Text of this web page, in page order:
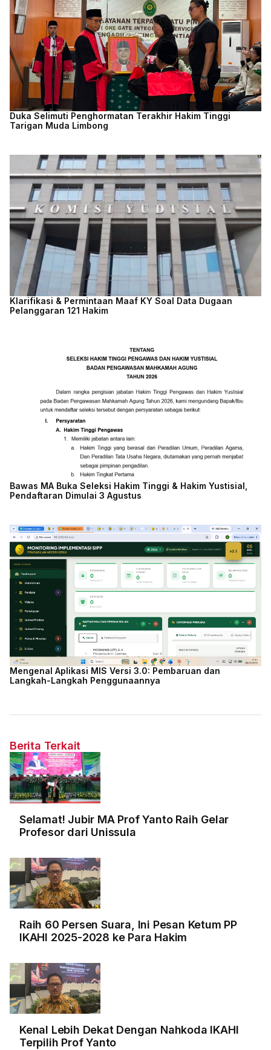
Duka Selimuti Penghormatan Terakhir Hakim Tinggi
Tarigan Muda Limbong
Klarifikasi & Permintaan Maaf KY Soal Data Dugaan
Pelanggaran 121 Hakim
Bawas MA Buka Seleksi Hakim Tinggi & Hakim Yustisial,
Pendaftaran Dimulai 3 Agustus
Mengenal Aplikasi MIS Versi 3.0: Pembaruan dan
Langkah-Langkah Penggunaannya
Berita Terkait
Selamat! Jubir MA Prof Yanto Raih Gelar
Profesor dari Unissula
Raih 60 Persen Suara, Ini Pesan Ketum PP
IKAHI 2025-2028 ke Para Hakim
Kenal Lebih Dekat Dengan Nahkoda IKAHI
Terpilih Prof Yanto